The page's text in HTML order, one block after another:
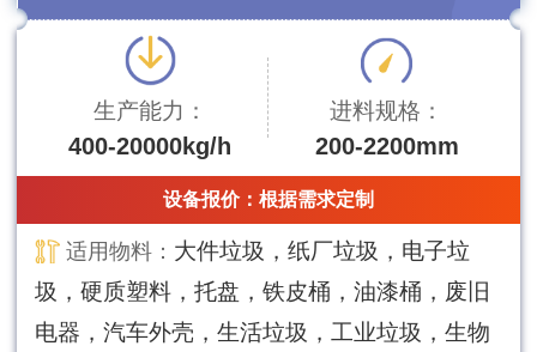
生产能力：
400-20000kg/h
进料规格：
200-2200mm
设备报价： 根据需求定制
适用物料： 大件垃圾，纸厂垃圾，电子垃
圾，硬质塑料，托盘，铁皮桶，油漆桶，废旧
电器，汽车外壳，生活垃圾，工业垃圾，生物